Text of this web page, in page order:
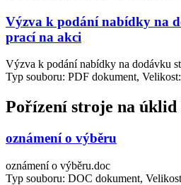
Výzva k podání nabídky na
prací na akci
Výzva k podání nabídky na dodávku
Typ souboru: PDF dokument,
Pořízení stroje na úklid
oznámení o výběru
oznámení o výběru.doc
Typ souboru: DOC dokument,